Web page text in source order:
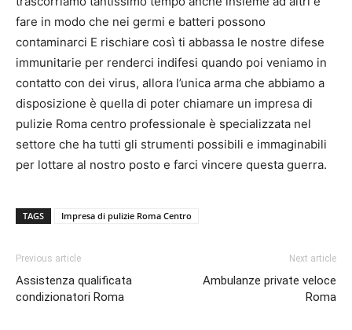
fare in modo che nei germi e batteri possono
contaminarci E rischiare così ti abbassa le nostre difese
immunitarie per renderci indifesi quando poi veniamo in
contatto con dei virus, allora l’unica arma che abbiamo a
disposizione è quella di poter chiamare un impresa di
pulizie Roma centro professionale è specializzata nel
settore che ha tutti gli strumenti possibili e immaginabili
per lottare al nostro posto e farci vincere questa guerra.
TAGS Impresa di pulizie Roma Centro
Previous article
Assistenza qualificata
condizionatori Roma
Next article
Ambulanze private veloce
Roma